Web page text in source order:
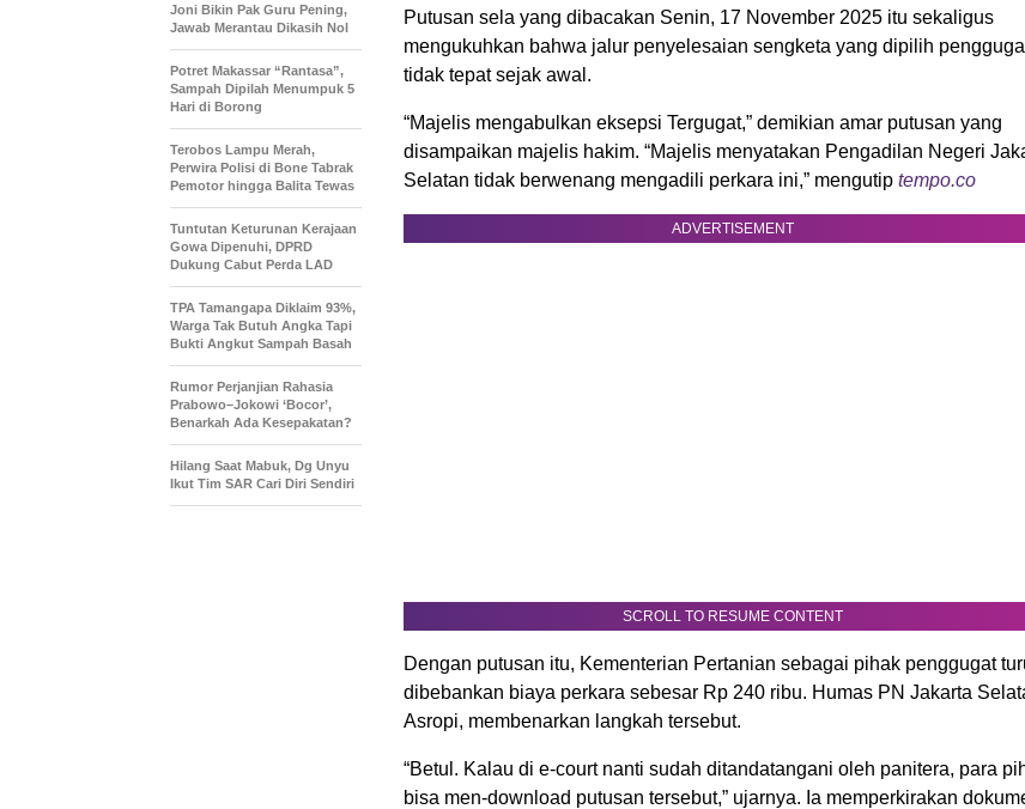
Putusan sela yang dibacakan Senin, 17 November 2025 itu sekaligus
mengukuhkan bahwa jalur penyelesaian sengketa yang dipilih
tidak tepat sejak awal.
“Majelis mengabulkan eksepsi Tergugat,” demikian amar putusan yang
disampaikan majelis hakim. “Majelis menyatakan Pengadilan Negeri
Selatan tidak berwenang mengadili perkara ini,” mengutip tempo.co
ADVERTISEMENT
SCROLL TO RESUME CONTENT
Dengan putusan itu, Kementerian Pertanian sebagai pihak penggugat
dibebankan biaya perkara sebesar Rp 240 ribu. Humas PN Jakarta
Asropi, membenarkan langkah tersebut.
“Betul. Kalau di e-court nanti sudah ditandatangani oleh panitera, para
bisa men-download putusan tersebut,” ujarnya. Ia memperkirakan
Joni Bikin Pak Guru Pening,
Jawab Merantau Dikasih Nol
Potret Makassar “Rantasa”,
Sampah Dipilah Menumpuk 5
Hari di Borong
Terobos Lampu Merah,
Perwira Polisi di Bone Tabrak
Pemotor hingga Balita Tewas
Tuntutan Keturunan Kerajaan
Gowa Dipenuhi, DPRD
Dukung Cabut Perda LAD
TPA Tamangapa Diklaim 93%,
Warga Tak Butuh Angka Tapi
Bukti Angkut Sampah Basah
Rumor Perjanjian Rahasia
Prabowo–Jokowi ‘Bocor’,
Benarkah Ada Kesepakatan?
Hilang Saat Mabuk, Dg Unyu
Ikut Tim SAR Cari Diri Sendiri